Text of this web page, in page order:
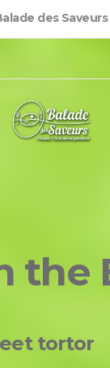
des Saveurs
the
tortor